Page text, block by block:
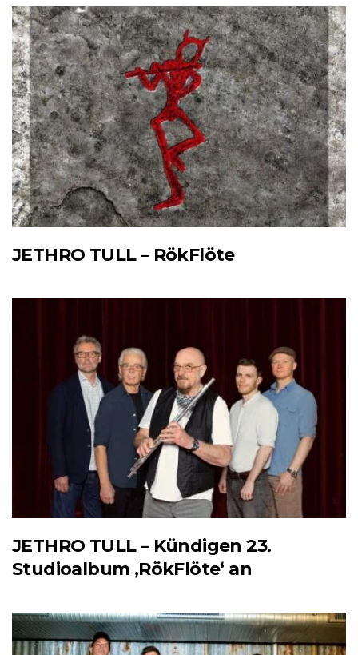
JETHRO TULL – RökFlöte
JETHRO TULL – Kündigen 23.
Studioalbum ‚RökFlöte‘ an